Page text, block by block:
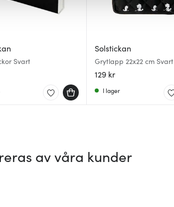
Svart
Solstickan
Grytlapp 22x22 cm Svart
129 kr
I lager
av våra kunder